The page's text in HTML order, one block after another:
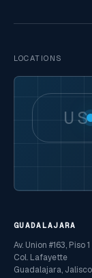
LOCATIONS
US
GUADALAJARA
Av. Union #163, Piso 1
Col. Lafayette
Guadalajara,